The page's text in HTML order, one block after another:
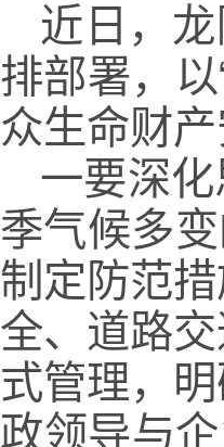
近日，
排部署，
众生命财产
一要深
季气候多
制定防范
全、道路
式管理，
政领导与